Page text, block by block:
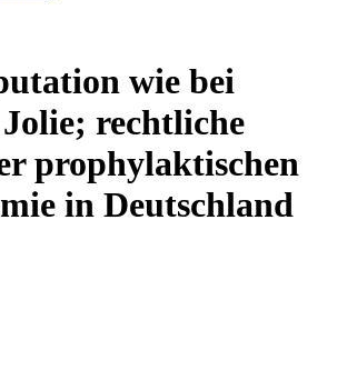
wie bei
rechtliche
prophylaktischen
in Deutschland